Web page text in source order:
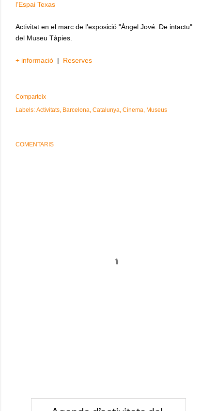
l’Espai Texas
Activitat en el marc de l'exposició "Àngel Jové. De intactu"
del Museu Tàpies.
+ informació | Reserves
Comparteix
Labels: Activitats Barcelona Catalunya Cinema Museus
COMENTARIS